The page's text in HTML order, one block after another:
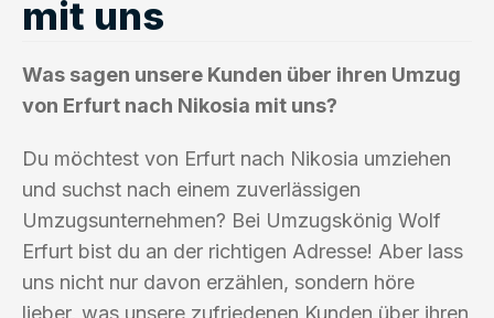
mit uns
Was sagen unsere Kunden über ihren Umzug
von Erfurt nach Nikosia mit uns?
Du möchtest von Erfurt nach Nikosia umziehen
und suchst nach einem zuverlässigen
Umzugsunternehmen? Bei Umzugskönig Wolf
Erfurt bist du an der richtigen Adresse! Aber lass
uns nicht nur davon erzählen, sondern höre
lieber, was unsere zufriedenen Kunden über ihren